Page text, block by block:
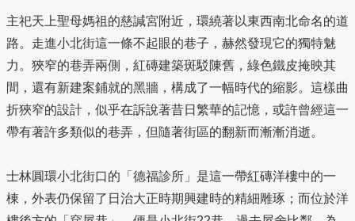
主祀天上聖母媽祖的慈諴宮附近，環繞著以東西南北命名的道
路。走進小北街這一條不起眼的巷子，赫然發現它的獨特魅
力。狹窄的巷弄兩側，紅磚建築斑駁陳舊，綠色鐵皮掩映其
間，還有新建案鋪就的黑牆，構成了一幅時代的縮影。這樣曲
折狹窄的設計，似乎在訴說著昔日繁華的記憶，或許曾經這一
帶有著許多類似的巷弄，但隨著街區的翻新而漸漸消逝。
士林圓環小北街口的「德福診所」是這一帶紅磚洋樓中的一
棟，外表仍保留了日治大正時期興建時的精細雕琢；而位於洋